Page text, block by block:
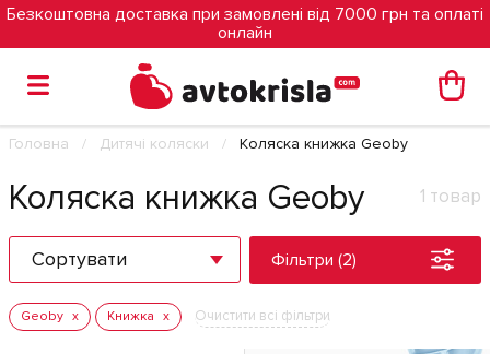
Безкоштовна доставка при замовлені від 7000 грн та оплаті
онлайн
Головна Дитячі коляски Коляска книжка Geoby
Коляска книжка Geoby 1 товар
Сортувати Фільтри (2)
Geoby Книжка Очистити всі фільтри